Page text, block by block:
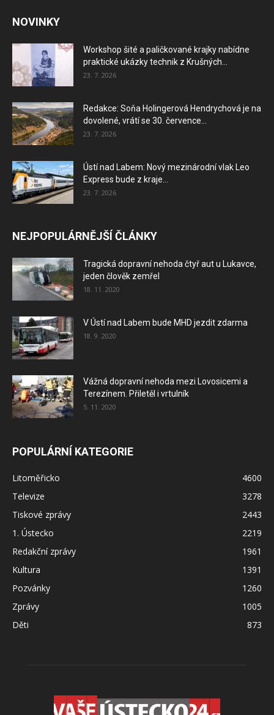
NOVINKY
Workshop šité a paličkované krajky nabídne
praktické ukázky technik z Krušných...
23. 7. 2026
Redakce: Soňa Holingerová Hendrychová je na
dovolené, vrátí se 30. července...
23. 7. 2026
Ústí nad Labem: Nový mezinárodní vlak Leo
Express bude z kraje...
23. 7. 2026
NEJPOPULÁRNĚJŠÍ ČLÁNKY
Tragická dopravní nehoda čtyř aut u Lukavce,
jeden člověk zemřel
18. 11. 2020
V Ústí nad Labem bude MHD jezdit zdarma
18. 9. 2020
Vážná dopravní nehoda mezi Lovosicemi a
Terezínem. Přiletěl i vrtulník
5. 11. 2020
POPULÁRNÍ KATEGORIE
Litoměřicko
4600
Televize
3278
Tiskové zprávy
2443
1. Ústecko
2219
Redakční zprávy
1961
Kultura
1391
Pozvánky
1260
Zprávy
1005
Děti
873